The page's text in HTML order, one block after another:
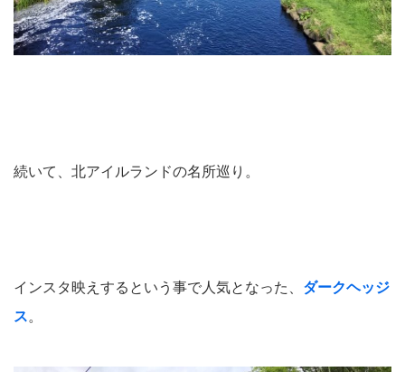
続いて、北アイルランドの名所巡り。
インスタ映えするという事で人気となった、 ダークヘッジ
ス。